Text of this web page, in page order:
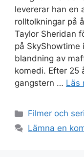
levererar han en
rolltolkningar på
Taylor Sheridan
på
blandning av
komedi. Efter 25
gangstern … Läs
Kategorier
Filmer och
Lämna en